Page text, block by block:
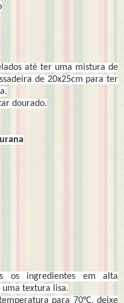
até ter uma mistura de
de 20x25cm para ter
dourado.
os ingredientes em alta
textura lisa.
para 70°C, deixe